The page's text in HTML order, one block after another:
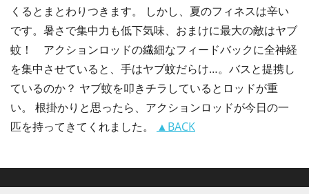
くるとまとわりつきます。 しかし、夏のフィネスは辛い
です。暑さで集中力も低下気味、おまけに最大の敵はヤブ
蚊！ アクションロッドの繊細なフィードバックに全神経
を集中させていると、手はヤブ蚊だらけ…。バスと提携し
ているのか？ ヤブ蚊を叩きチラしているとロッドが重
い。 根掛かりと思ったら、アクションロッドが今日の一
匹を持ってきてくれました。
▲BACK